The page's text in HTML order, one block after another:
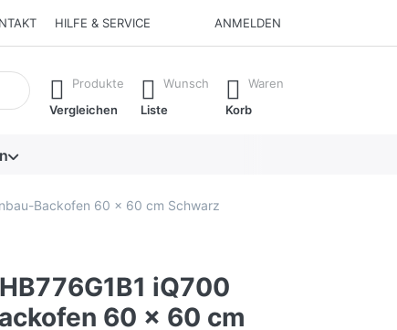
HILFE & SERVICE ANMELDEN
erste Ergebnisse. Drücken Sie die Eingabetaste, um alle
Produkte
Vergleichen
Wunsch
Liste
Waren
Korb
Backofen 60 x 60 cm Schwarz
iQ700
60 x 60 cm